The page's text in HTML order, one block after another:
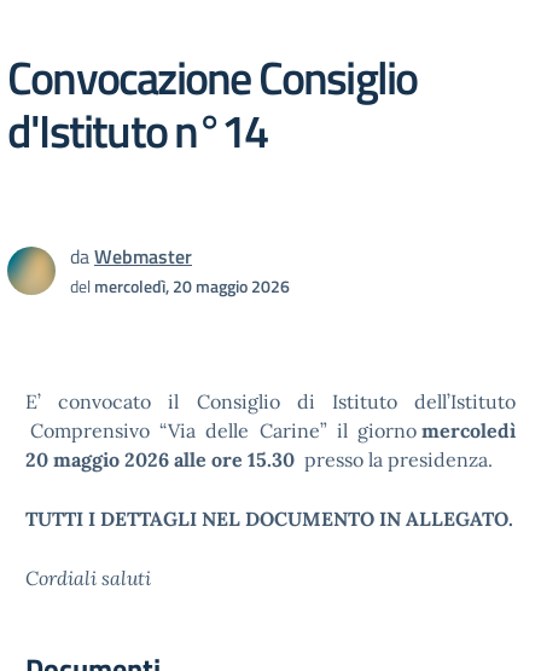
Convocazione Consiglio
d'Istituto n°14
daWebmaster
delmercoledì, 20 maggio 2026
E’ convocato il Consiglio di Istituto dell’Istituto
Comprensivo “Via delle Carine” il giorno mercoledì
20 maggio 2026 alle ore 15.30 presso la presidenza.
TUTTI I DETTAGLI NEL DOCUMENTO IN ALLEGATO.
Cordiali saluti